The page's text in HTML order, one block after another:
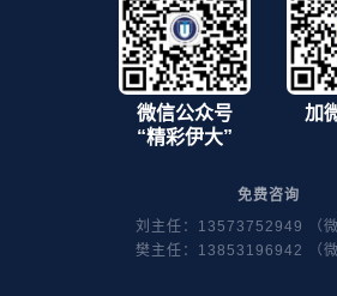
微信公众号
“精彩伊大”
加
免费咨询
刘主任：13573752949 （微
樊主任：13853196942 （微